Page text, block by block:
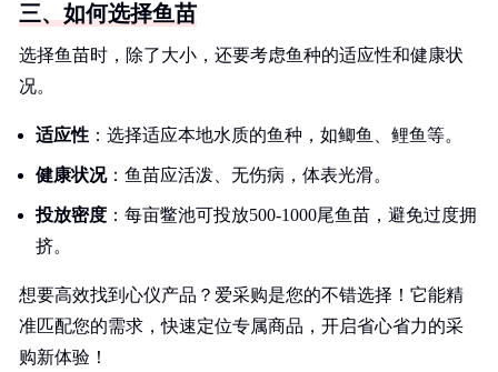
三、如何选择鱼苗
选择鱼苗时，除了大小，还要考虑鱼种的适应性和健康状
况。
适应性 ：选择适应本地水质的鱼种，如鲫鱼、鲤鱼等。
健康状况：鱼苗应活泼、无伤病，体表光滑。
投放密度 ：每亩鳖池可投放500-1000尾鱼苗，避免过度拥
挤。
想要高效找到心仪产品？爱采购是您的不错选择！它能精
准匹配您的需求，快速定位专属商品，开启省心省力的采
购新体验！